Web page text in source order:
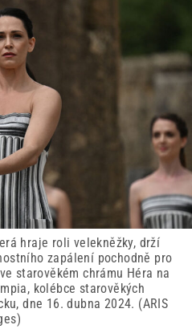
hraje roli velekněžky, drží
zapálení pochodně pro
starověkém chrámu Héra na
kolébce starověkých
dne 16. dubna 2024. (ARIS